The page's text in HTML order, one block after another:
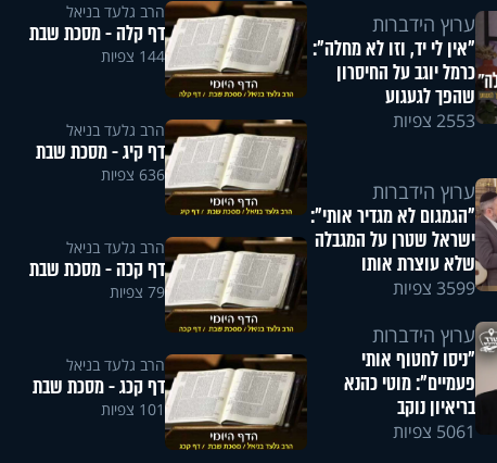
ערוץ הידברות
"אין לי יד, וזו לא מחלה":
כרמל יוגב על החיסרון
שהפך לגעגוע
2553 צפיות
ערוץ הידברות
"הגמגום לא מגדיר אותי":
ישראל שטרן על המגבלה
שלא עוצרת אותו
3599 צפיות
ערוץ הידברות
"ניסו לחטוף אותי
פעמיים": מוטי כהנא
בריאיון נוקב
5061 צפיות
הרב גלעד בניאל
דף קלה - מסכת שבת
144 צפיות
הרב גלעד בניאל
דף קיג - מסכת שבת
636 צפיות
הרב גלעד בניאל
דף קכה - מסכת שבת
79 צפיות
הרב גלעד בניאל
דף קכג - מסכת שבת
101 צפיות